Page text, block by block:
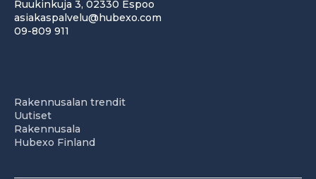
Ruukinkuja 3, 02330 Espoo
asiakaspalvelu@hubexo.com
09-809 911
Rakennusalan trendit
Uutiset
Rakennusala
Hubexo Finland